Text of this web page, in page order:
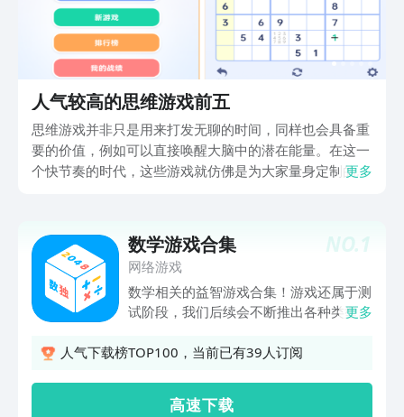
人气较高的思维游戏前五
思维游戏并非只是用来打发无聊的时间，同样也会具备重
要的价值，例如可以直接唤醒大脑中的潜在能量。在这一
个快节奏的时代，这些游戏就仿佛是为大家量身定制的一
更多
NO.1
数学游戏合集
网络游戏
数学相关的益智游戏合集！游戏还属于测
试阶段，我们后续会不断推出各种类型的
更多
人气下载榜TOP100，当前已有39人订阅
高 速 下 载